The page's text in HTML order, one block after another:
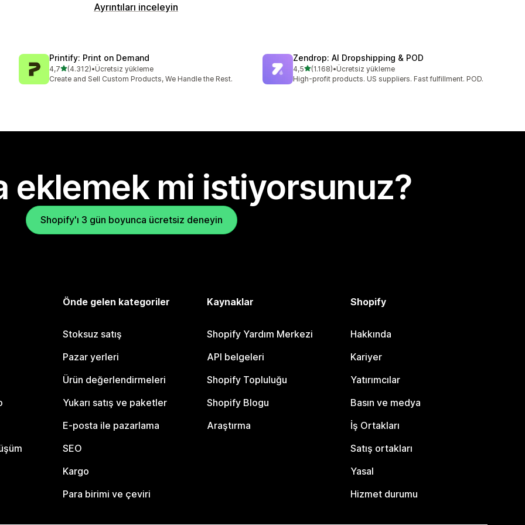
Ayrıntıları inceleyin
Printify: Print on Demand
4,75 yıldız üzerinden
(4.312)
toplam 4312 değerlendirme
•Ücretsiz yükleme
Create and Sell Custom Products, We Handle the Rest.
Zendrop: AI Dropshipping & POD
4,55 yıldız üzerinden
(1.168)
toplam 1168 değerlendirme
•Ücretsiz yükleme
High-profit products. US suppliers. Fast fulfillment. POD.
eklemek mi istiyorsunuz?
Shopify'ı 3 gün boyunca ücretsiz deneyin
Önde gelen kategoriler
Stoksuz satış
Pazar yerleri
Ürün değerlendirmeleri
Yukarı satış ve paketler
E-posta ile pazarlama
SEO
Kargo
Para birimi ve çeviri
Kaynaklar
Shopify Yardım Merkezi
API belgeleri
Shopify Topluluğu
Shopify Blogu
Araştırma
Shopify
Hakkında
Kariyer
Yatırımcılar
Basın ve medya
İş Ortakları
Satış ortakları
Yasal
Hizmet durumu